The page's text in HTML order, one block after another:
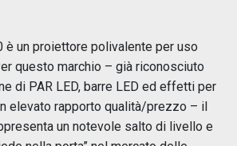
è un proiettore polivalente per uso
questo marchio – già riconosciuto
di PAR LED, barre LED ed effetti per
elevato rapporto qualità/prezzo – il
un notevole salto di livello e